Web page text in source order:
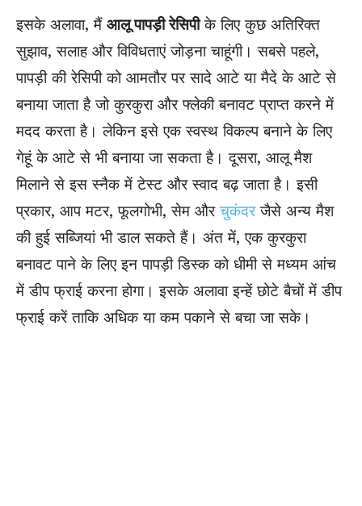
इसके अलावा, मैं आलू पापड़ी रेसिपीके लिए कुछ अतिरिक्त
सुझाव, सलाह और विविधताएं जोड़ना चाहूंगी। सबसे पहले,
पापड़ी की रेसिपी को आमतौर पर सादे आटे या मैदे के आटे से
बनाया जाता है जो कुरकुरा और फ्लेकी बनावट प्राप्त करने में
मदद करता है। लेकिन इसे एक स्वस्थ विकल्प बनाने के लिए
गेहूं के आटे से भी बनाया जा सकता है। दूसरा, आलू मैश
मिलाने से इस स्नैक में टेस्ट और स्वाद बढ़ जाता है। इसी
प्रकार, आप मटर, फूलगोभी, सेम औरचुकंदरजैसे अन्य मैश
की हुई सब्जियां भी डाल सकते हैं। अंत में, एक कुरकुरा
बनावट पाने के लिए इन पापड़ी डिस्क को धीमी से मध्यम आंच
में डीप फ्राई करना होगा। इसके अलावा इन्हें छोटे बैचों में डीप
फ्राई करें ताकि अधिक या कम पकाने से बचा जा सके।